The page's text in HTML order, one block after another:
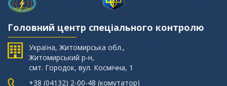
Головний центр спеціального контролю
Україна, Житомирська обл.,
Житомирський р-н,
смт. Городок, вул. Космічна, 1
+38 (‎04132) 2-00-48 (комутатор)